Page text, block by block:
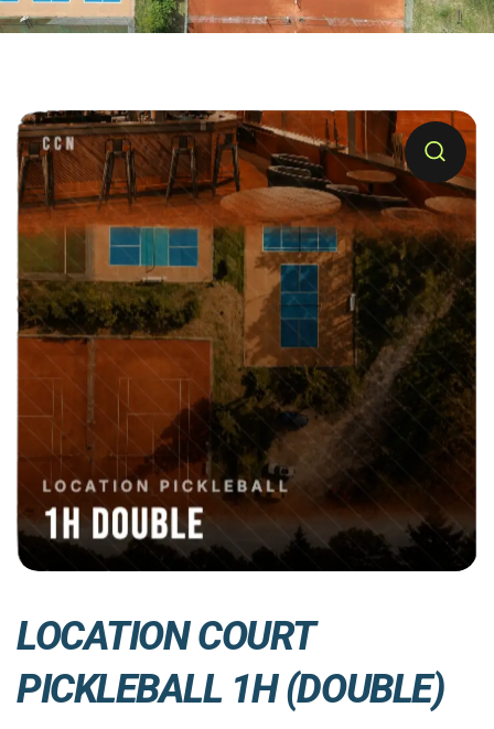
LOCATION COURT
PICKLEBALL 1H (DOUBLE)